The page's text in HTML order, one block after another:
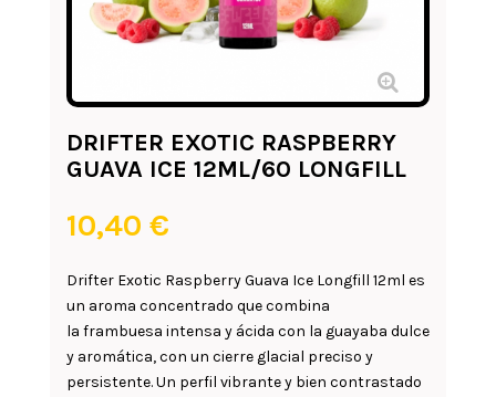
DRIFTER EXOTIC RASPBERRY
GUAVA ICE 12ML/60 LONGFILL
10,40 €
Drifter Exotic Raspberry Guava Ice Longfill 12ml es
un aroma concentrado que combina
la frambuesa intensa y ácida con la guayaba dulce
y aromática, con un cierre glacial preciso y
persistente. Un perfil vibrante y bien contrastado